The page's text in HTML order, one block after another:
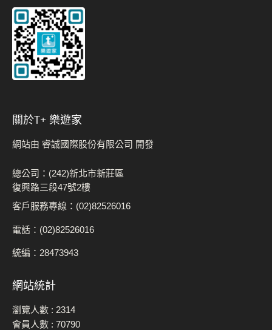
關於t+ 樂遊家
網站由 睿誠國際股份有限公司 開發
總公司：(242)新北市新莊區
復興路三段47號2樓
客戶服務專線：(02)82526016
電話：(02)82526016
統編：28473943
網站統計
瀏覽人數 : 2314
會員人數 : 70790